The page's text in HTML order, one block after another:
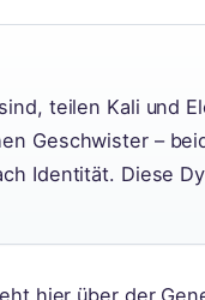
teilen Kali und
Geschwister –
Identität. Diese